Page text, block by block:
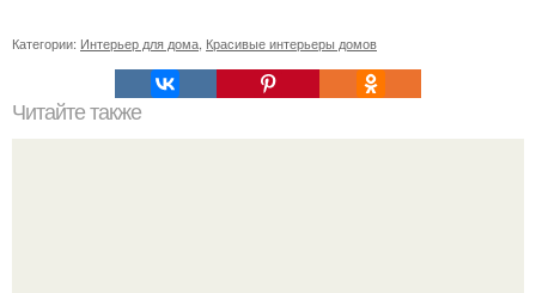
Категории: Интерьер для дома Красивые интерьеры домов
Читайте также